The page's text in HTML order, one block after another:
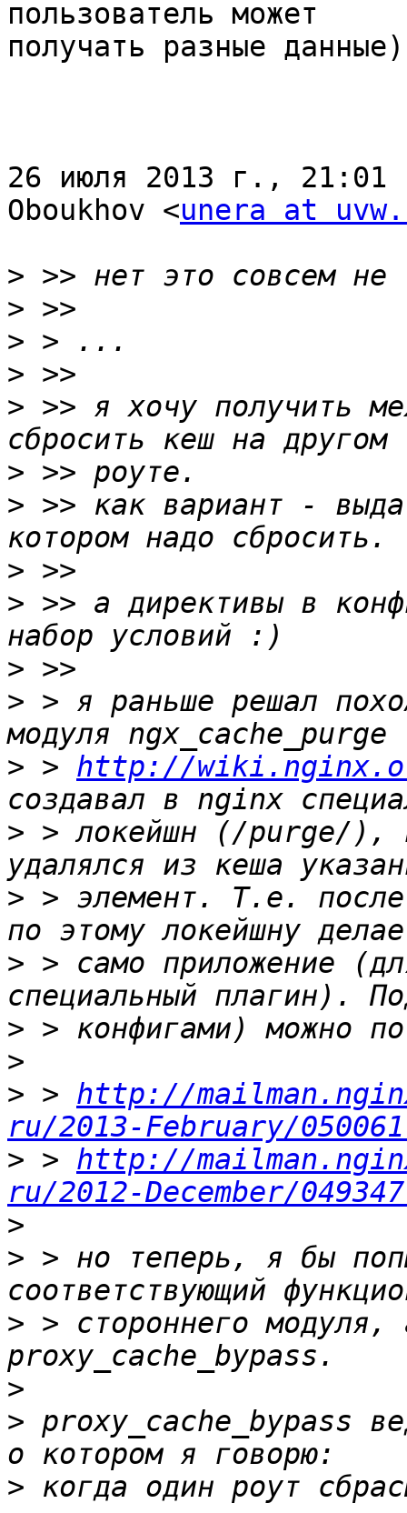
пользователь может
получать разные
26 июля 2013 г., 21:01
Oboukhov <unera at
>
>
>
>
> >> я хочу получить
>
> >> как вариант -
>
> >> а директивы в
>
> > я раньше решал
> > http://
> > локейшн (/purge/),
> > элемент. Т.е.
> > само приложение
>
>
> > http://
ru/2013-February/
> > http://
ru/2012-December/
>
> > но теперь, я бы
> > стороннего модуля,
>
> proxy_cache_bypass
>